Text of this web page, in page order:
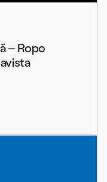
– Ropo